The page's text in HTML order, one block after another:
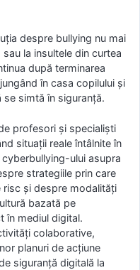
despre bullying nu mai
la insultele din curtea
după terminarea
în casa copilului și
se simtă în siguranță.
profesori și specialiști
situații reale întâlnite în
ului asupra
strategiile prin care
și despre modalități
bazată pe
în mediul digital.
colaborative,
planuri de acțiune
siguranță digitală la